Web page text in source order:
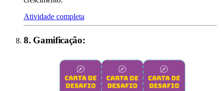
Atividade completa
8. Gamificação: